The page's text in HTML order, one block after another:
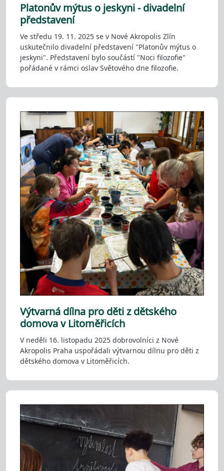
Platonův mýtus o jeskyni - divadelní
představení
Ve středu 19. 11. 2025 se v Nové Akropolis Zlín
uskutečnilo divadelní představení "Platonův mýtus o
jeskyni". Představení bylo součástí "Noci filozofie"
pořádané v rámci oslav Světového dne filozofie.
Výtvarná dílna pro děti z dětského
domova v Litoměřicích
V neděli 16. listopadu 2025 dobrovolníci z Nové
Akropolis Praha uspořádali výtvarnou dílnu pro děti z
dětského domova v Litoměřicích.